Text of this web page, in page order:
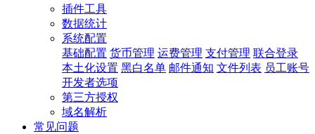
插件工具
数据统计
系统配置
基础配置 货币管理 运费管理 支付管理 联合登录
本土化设置 黑白名单 邮件通知 文件列表 员工账号
开发者选项
第三方授权
域名解析
常见问题